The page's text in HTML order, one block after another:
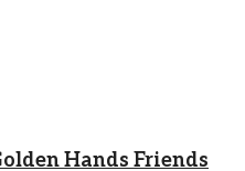
Hands Friends